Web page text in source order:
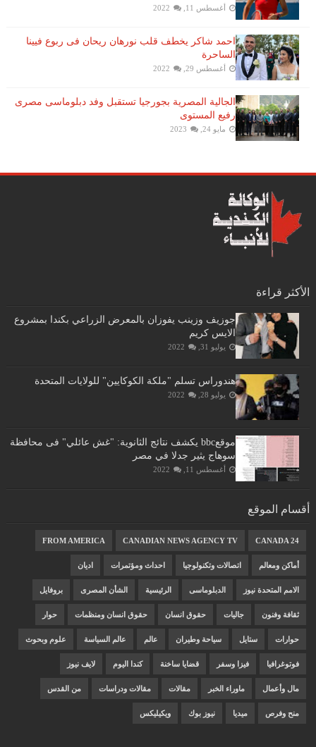
أغسطس 11, 2022
احمد شاكر يخطف قلب نورهان ريحان فى ربوع فيينا
الساحرة
أغسطس 29, 2022
الجالية المصرية بجورجيا تستقبل وفد دبلوماسى مصرى
رفيع المستوى
مايو 24, 2023
الأكثر قراءة
جوزيف وزينب يفوزان بالمعرض الزراعي بكندا بمشروع
الايس كريم
يوليو 31, 2022
هندوراس تسلم "ملكة الكوكايين" للولايات المتحدة
يوليو 28, 2022
موقعbbc يكشف نتائج الثانوية: "غش عائلي" فى محافظة
سوهاج يثير جدلا في مصر
أغسطس 11, 2022
أقسام الموقع
CANADA 24
CANADIAN NEWS AGENCY TV
FROM AMERICA
أماكن ومعالم اتصالات وتكنولوجيا احداث ومؤتمرات اديان
الامم المتحدة نيوز الدبلوماسى الرئيسية الشأن المصرى بروفايل
ثقافة وفنون جاليات حقوق انسان حقوق انسان ومنظمات حوار
حوارات ستايل سياحة وطيران عالم عالم السياسة علوم وبحوث
فوتوغرافيا فيزا وسفر قضايا ساخنة كندا اليوم لايف نيوز
مال وأعمال ماوراء الخبر مقالات مقالات ودراسات من القدس
منح وفرص ميديا نيوز بوك ويكيليكس